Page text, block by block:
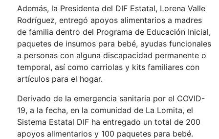
Además, la Presidenta del DIF Estatal, Lorena Valle
Rodríguez, entregó apoyos alimentarios a madres
de familia dentro del Programa de Educación Inicial,
paquetes de insumos para bebé, ayudas funcionales
a personas con alguna discapacidad permanente o
temporal, así como carriolas y kits familiares con
artículos para el hogar.
Derivado de la emergencia sanitaria por el COVID-
19, a la fecha, en la comunidad de La Lomita, el
Sistema Estatal DIF ha entregado un total de 200
apoyos alimentarios y 100 paquetes para bebé.